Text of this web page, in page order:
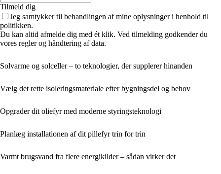
Tilmeld dig
Jeg samtykker til behandlingen af mine oplysninger i henhold til
politikken.
Du kan altid afmelde dig med ét klik. Ved tilmelding godkender du
vores regler og håndtering af data.
Solvarme og solceller – to teknologier, der supplerer hinanden
Vælg det rette isoleringsmateriale efter bygningsdel og behov
Opgrader dit oliefyr med moderne styringsteknologi
Planlæg installationen af dit pillefyr trin for trin
Varmt brugsvand fra flere energikilder – sådan virker det